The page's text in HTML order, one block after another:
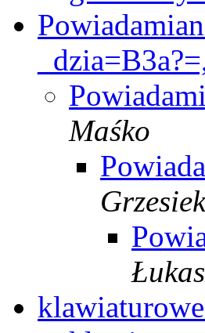
Maśko